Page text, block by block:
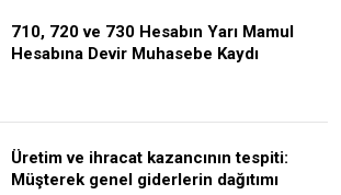
710, 720 ve 730 Hesabın Yarı Mamul
Hesabına Devir Muhasebe Kaydı
Üretim ve ihracat kazancının tespiti:
Müşterek genel giderlerin dağıtımı